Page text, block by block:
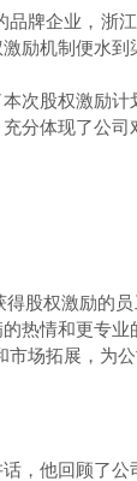
企业，浙江
励机制便水到
股权激励计
分体现了公司
权激励的员
热情和更专
场拓展，为公
他回顾了公